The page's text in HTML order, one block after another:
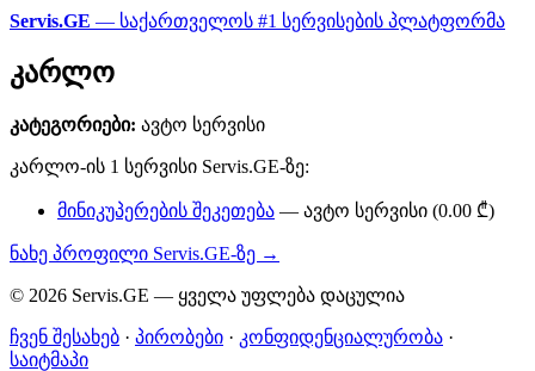
Servis.GE — საქართველოს #1 სერვისების პლატფორმა
კარლო
კატეგორიები: ავტო სერვისი
კარლო-ის 1 სერვისი Servis.GE-ზე:
მინიკუპერების შეკეთება — ავტო სერვისი (0.00 ₾)
ნახე პროფილი Servis.GE-ზე →
© 2026 Servis.GE — ყველა უფლება დაცულია
ჩვენ შესახებ · პირობები · კონფიდენციალურობა ·
საიტმაპი